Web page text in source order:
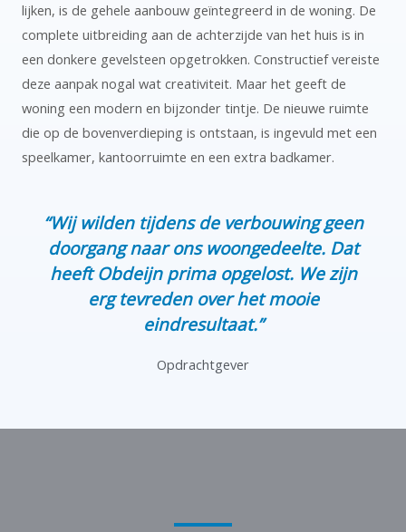
lijken, is de gehele aanbouw geïntegreerd in de woning. De
complete uitbreiding aan de achterzijde van het huis is in
een donkere gevelsteen opgetrokken. Constructief vereiste
deze aanpak nogal wat creativiteit. Maar het geeft de
woning een modern en bijzonder tintje. De nieuwe ruimte
die op de bovenverdieping is ontstaan, is ingevuld met een
speelkamer, kantoorruimte en een extra badkamer.
“Wij wilden tijdens de verbouwing geen
doorgang naar ons woongedeelte. Dat
heeft Obdeijn prima opgelost. We zijn
erg tevreden over het mooie
eindresultaat.”
Opdrachtgever